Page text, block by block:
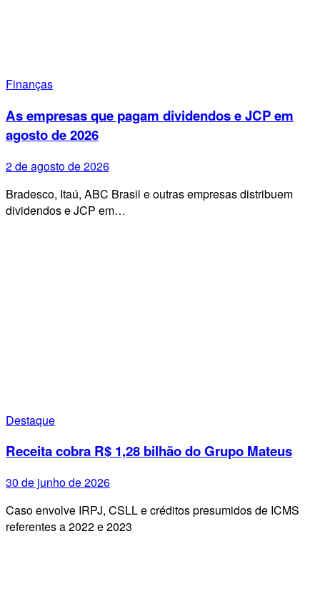
Finanças
As empresas que pagam dividendos e JCP em
agosto de 2026
2 de agosto de 2026
Bradesco, Itaú, ABC Brasil e outras empresas distribuem
dividendos e JCP em…
Destaque
Receita cobra R$ 1,28 bilhão do Grupo Mateus
30 de junho de 2026
Caso envolve IRPJ, CSLL e créditos presumidos de ICMS
referentes a 2022 e 2023